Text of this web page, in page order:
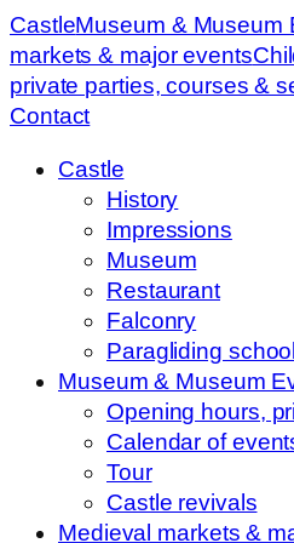
CastleMuseum & Museum
markets & major events
private parties, courses &
Contact
Castle
History
Impressions
Museum
Restaurant
Falconry
Paragliding school
Museum & Museum
Opening hours,
Calendar of
Tour
Castle revivals
Medieval markets &